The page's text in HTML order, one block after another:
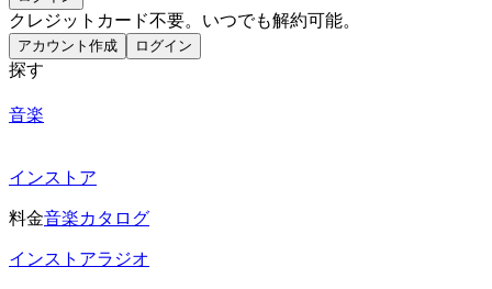
クレジットカード不要。いつでも解約可能。
アカウント作成 ログイン
探す
音楽
インストア
料金音楽カタログ
インストアラジオ